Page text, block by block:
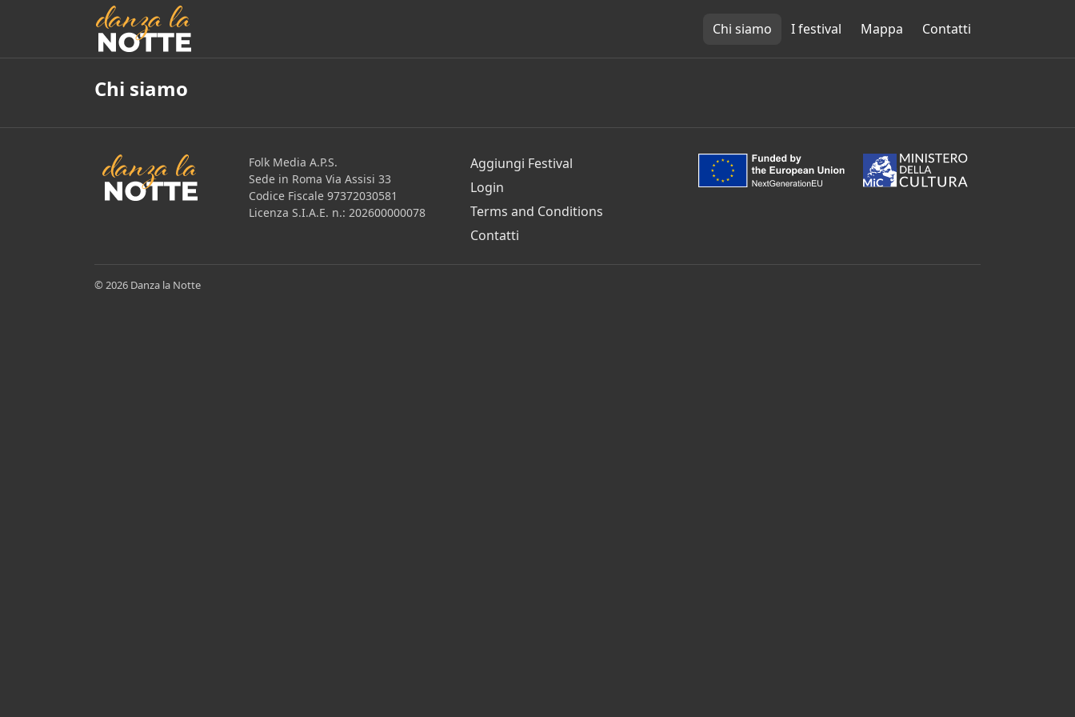
Chi siamo I festival Mappa Contatti
Chi siamo
Folk Media A.P.S.
Sede in Roma Via Assisi 33
Codice Fiscale 97372030581
Licenza S.I.A.E. n.: 202600000078
Aggiungi Festival
Login
Terms and Conditions
Contatti
© 2026 Danza la Notte